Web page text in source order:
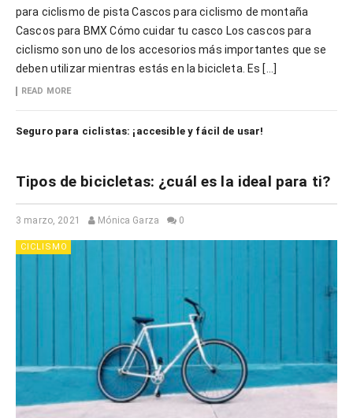
para ciclismo de pista Cascos para ciclismo de montaña
Cascos para BMX Cómo cuidar tu casco Los cascos para
ciclismo son uno de los accesorios más importantes que se
deben utilizar mientras estás en la bicicleta. Es […]
READ MORE
Seguro para ciclistas: ¡accesible y fácil de usar!
Tipos de bicicletas: ¿cuál es la ideal para ti?
3 marzo, 2021 Mónica Garza 0
CICLISMO